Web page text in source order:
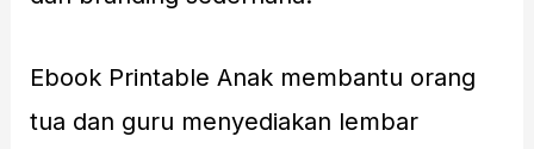
Ebook Printable Anak membantu orang
tua dan guru menyediakan lembar